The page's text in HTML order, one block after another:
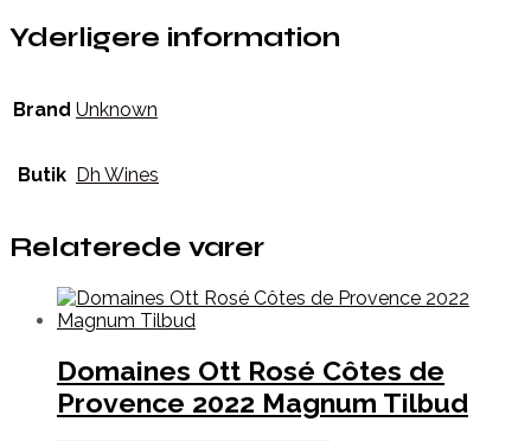
Yderligere information
Brand Unknown
Butik Dh Wines
Relaterede varer
Domaines Ott Rosé Côtes de
Provence 2022 Magnum Tilbud